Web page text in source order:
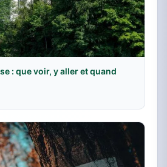
: que voir, y aller et quand